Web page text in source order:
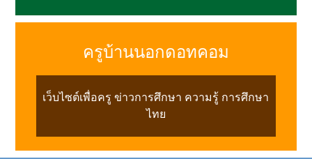
ครูบ้านนอกดอทคอม
เว็บไซต์เพื่อครู ข่าวการศึกษา ความรู้ การศึกษา
ไทย